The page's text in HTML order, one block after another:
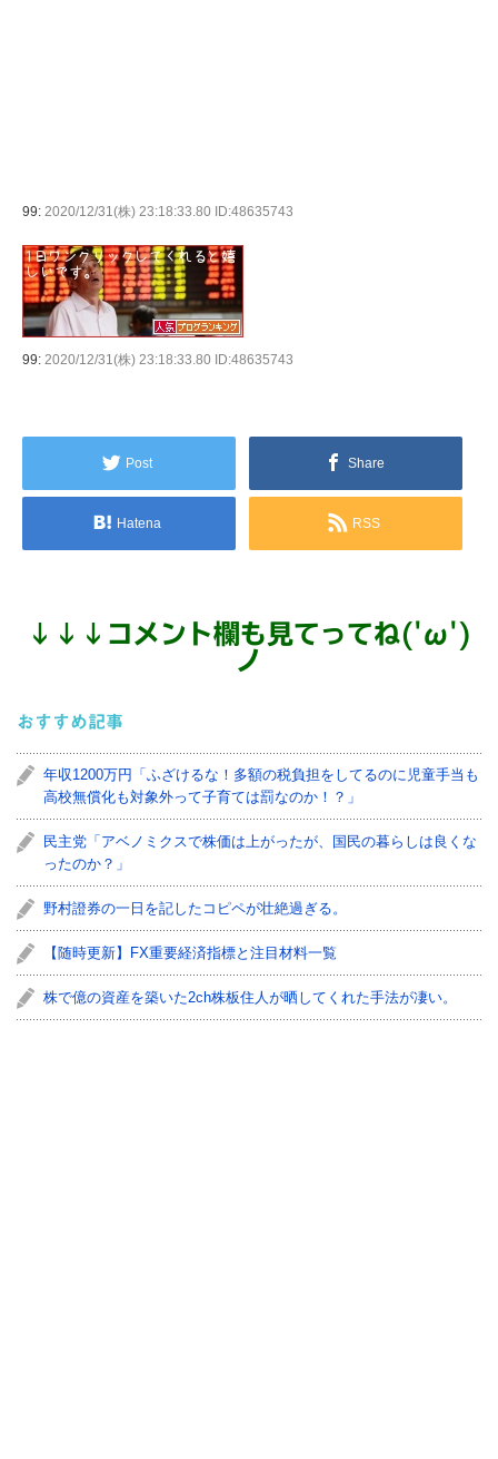
99: 2020/12/31(株) 23:18:33.80 ID:48635743
99: 2020/12/31(株) 23:18:33.80 ID:48635743
Post Share
Hatena RSS
↓ ↓ ↓ コメント欄も見てってね('ω')
ノ
おすすめ記事
年収1200万円「ふざけるな！多額の税負担をしてるのに児童手当も
高校無償化も対象外って子育ては罰なのか！？」
民主党「アベノミクスで株価は上がったが、国民の暮らしは良くな
ったのか？」
野村證券の一日を記したコピペが壮絶過ぎる。
【随時更新】FX重要経済指標と注目材料一覧
株で億の資産を築いた2ch株板住人が晒してくれた手法が凄い。